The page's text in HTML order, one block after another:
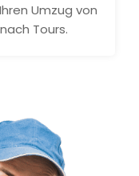
Umzug von
Tours.